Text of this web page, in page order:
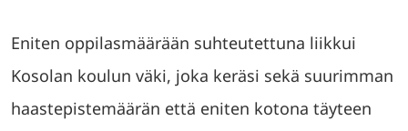
Eniten oppilasmäärään suhteutettuna liikkui
Kosolan koulun väki, joka keräsi sekä suurimman
haastepistemäärän että eniten kotona täyteen